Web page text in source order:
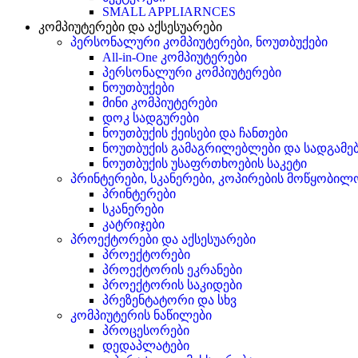
SMALL APPLIARNCES
კომპიუტერები და აქსესუარები
პერსონალური კომპიუტერები, ნოუთბუქები
All-in-One კომპიუტერები
პერსონალური კომპიუტერები
ნოუთბუქები
მინი კომპიუტერები
დოკ სადგურები
ნოუთბუქის ქეისები და ჩანთები
ნოუთბუქის გამაგრილებლები და
ნოუთბუქის უსაფრთხოების საკეტი
პრინტერები, სკანერები, კოპირების
პრინტერები
სკანერები
კატრიჯები
პროექტორები და აქსესუარები
პროექტორები
პროექტორის ეკრანები
პროექტორის საკიდები
პრეზენტატორი და სხვ
კომპიუტერის ნაწილები
პროცესორები
დედაპლატები